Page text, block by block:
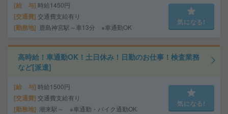
給 与 時給1450円
交通費 交通費支給有り
勤務地 鹿島神宮駅～車13分 ※車通勤OK
気になる!
高時給！車通勤OK！土日休み！日勤のお仕事！検査業務
など[派遣]
給 与 時給1500円
交通費 交通費支給有り
勤務地 潮来駅～ ※車通勤・バイク通勤OK
気になる!